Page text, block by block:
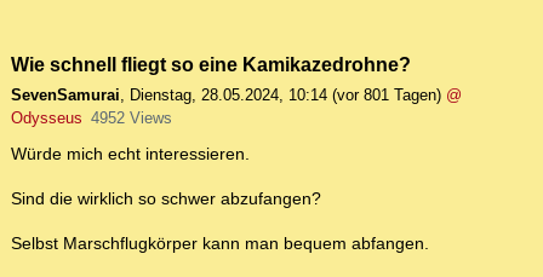
Wie schnell fliegt so eine Kamikazedrohne?
SevenSamurai, Dienstag, 28.05.2024, 10:14 (vor 801 Tagen) @
Odysseus 4952 Views
Würde mich echt interessieren.
Sind die wirklich so schwer abzufangen?
Selbst Marschflugkörper kann man bequem abfangen.